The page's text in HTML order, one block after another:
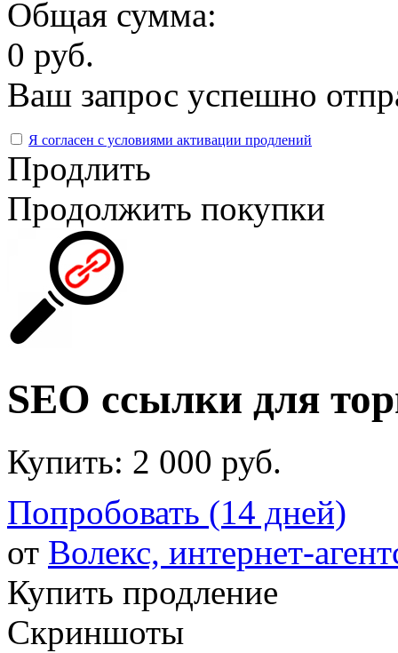
Общая сумма:
0 руб.
Ваш запрос успешно
Я согласен с условиями активации продлений
Продлить
Продолжить покупки
SEO ссылки для
Купить: 2 000 руб.
Попробовать (14 дней)
от Волекс, интернет-
Купить продление
Скриншоты